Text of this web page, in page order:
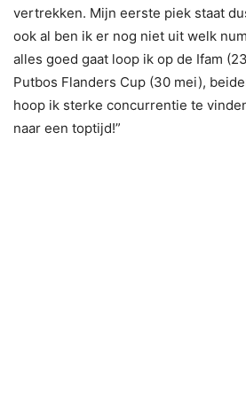
vertrekken. Mijn eerste piek staat
ook al ben ik er nog niet uit welk
alles goed gaat loop ik op de Ifam
Putbos Flanders Cup (30 mei),
hoop ik sterke concurrentie te
naar een toptijd!”